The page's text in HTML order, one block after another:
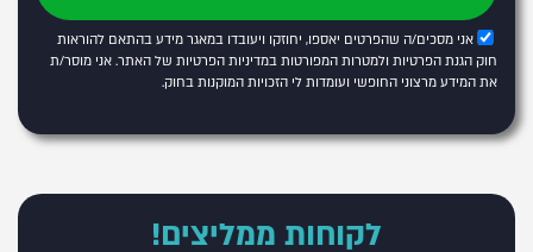
אני מסכים/ה שהפרטים יאספו, יחוזקו ויעובדו במאגר מידע בהתאם להוראות
חוק הגנת הפרטיות ולמטרות המפורטות במדיניות הפרטיות של האתר. אני מוסר/ת
את המידע מרצוני החופשי ועומדות לי הזכויות המוקנות בחוק.
לקוחות ממליצים!